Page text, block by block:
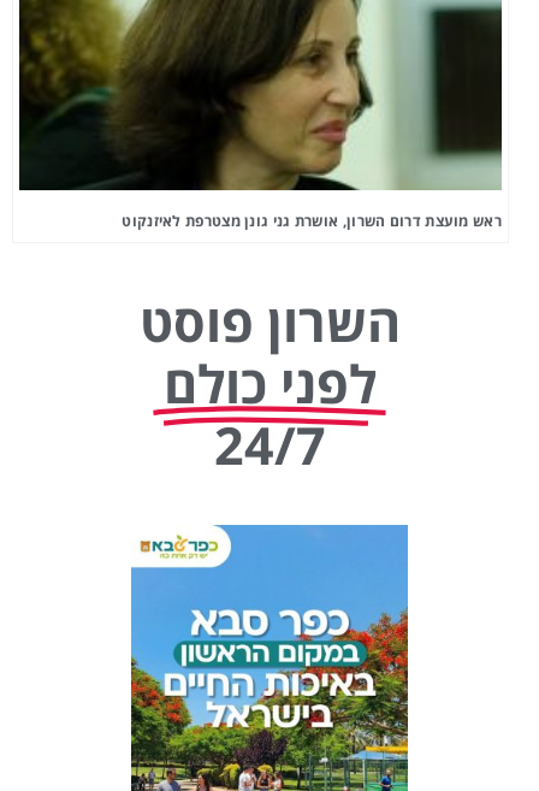
ראש מועצת דרום השרון, אושרת גני גונן מצטרפת לאיזנקוט
השרון פוסט
לפני כולם
24/7